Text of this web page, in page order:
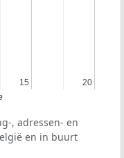
15
15 20
20
, adressen- en
en in buurt